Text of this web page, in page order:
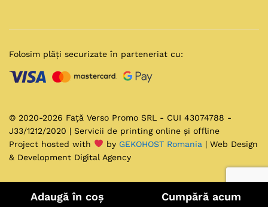
Adaugă în coș Cumpără acum
© 2020-2026 Față Verso Promo SRL - CUI 43074788 -
J33/1212/2020 | Servicii de printing online și offline
Project hosted with
by GEKOHOST Romania | Web Design
& Development Digital Agency
Folosim plăți securizate în parteneriat cu: